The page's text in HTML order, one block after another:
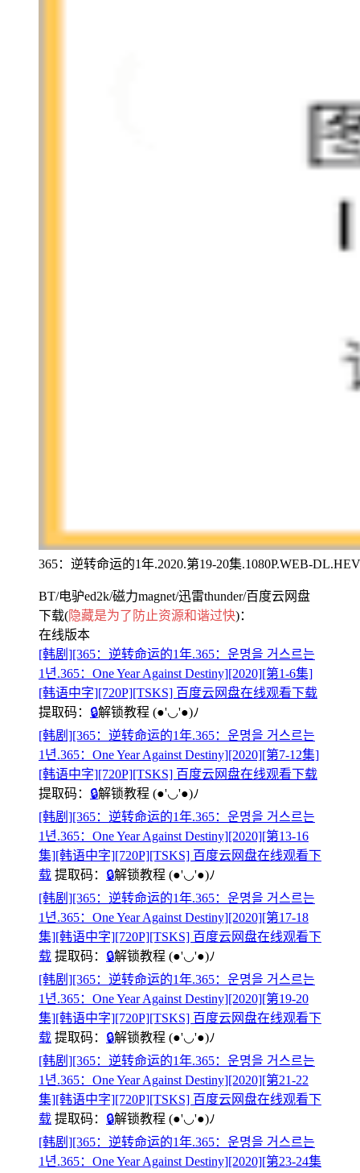
365：逆转命运的1年.2020.第19-20集.1080P.WEB-
BT/电驴ed2k/磁力magnet/迅雷thunder/百度云网盘
下载(隐藏是为了防止资源和谐过快)：
在线版本
[韩剧][365：逆转命运的1年.365：운명을 거스르는
1년.365：One Year Against Destiny][2020][第1-6集]
[韩语中字][720P][TSKS] 百度云网盘在线观看下载
提取码： 🔒解锁教程 (●'◡'●)ﾉ
[韩剧][365：逆转命运的1年.365：운명을 거스르는
1년.365：One Year Against Destiny][2020][第7-12集]
[韩语中字][720P][TSKS] 百度云网盘在线观看下载
提取码： 🔒解锁教程 (●'◡'●)ﾉ
[韩剧][365：逆转命运的1年.365：운명을 거스르는
1년.365：One Year Against Destiny][2020][第13-16
集][韩语中字][720P][TSKS] 百度云网盘在线观看下
载 提取码： 🔒解锁教程 (●'◡'●)ﾉ
[韩剧][365：逆转命运的1年.365：운명을 거스르는
1년.365：One Year Against Destiny][2020][第17-18
集][韩语中字][720P][TSKS] 百度云网盘在线观看下
载 提取码： 🔒解锁教程 (●'◡'●)ﾉ
[韩剧][365：逆转命运的1年.365：운명을 거스르는
1년.365：One Year Against Destiny][2020][第19-20
集][韩语中字][720P][TSKS] 百度云网盘在线观看下
载 提取码： 🔒解锁教程 (●'◡'●)ﾉ
[韩剧][365：逆转命运的1年.365：운명을 거스르는
1년.365：One Year Against Destiny][2020][第21-22
集][韩语中字][720P][TSKS] 百度云网盘在线观看下
载 提取码： 🔒解锁教程 (●'◡'●)ﾉ
[韩剧][365：逆转命运的1年.365：운명을 거스르는
1년.365：One Year Against Destiny][2020][第23-24集